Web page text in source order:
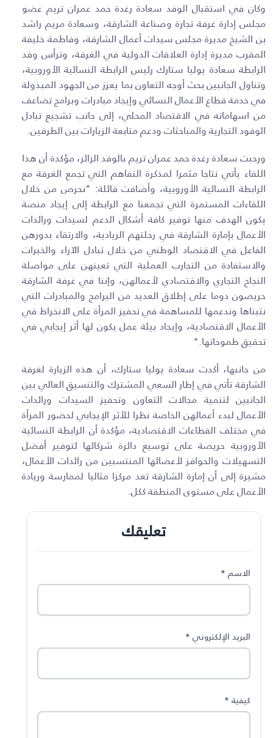
وكان في استقبال الوفد سعادة رغدة حمد عمران تريم عضو
مجلس إدارة غرفة تجارة وصناعة الشارقة، وسعادة مريم راشد
بن الشيخ مديرة مجلس سيدات أعمال الشارقة، وفاطمة خليفة
المقرب مديرة إدارة العلاقات الدولية في الغرفة، وترأس وفد
الرابطة سعادة يوليا ستارك رئيس الرابطة النسائية الأوروبية،
وتناول الجانبين بحث أوجه التعاون بما يعزز من الجهود المبذولة
في خدمة قطاع الأعمال النسائي وإيجاد مبادرات وبرامج تضاعف
من اسهاماته في الاقتصاد المحلي، إلى جانب تشجيع تبادل
الوفود التجارية والمباحثات ودعم متابعة الزيارات بين الطرفين.
ورحبت سعادة رغدة حمد عمران تريم بالوفد الزائر، مؤكدة أن هذا
اللقاء يأتي نتاجا مثمرا لمذكرة التفاهم التي تجمع الغرفة مع
الرابطة النسائية الأوروبية، وأضافت قائلة: "نحرص من خلال
اللقاءات المستمرة التي تجمعنا مع الرابطة إلى إيجاد منصة
يكون الهدف منها توفير كافة أشكال الدعم لسيدات ورائدات
الأعمال بإمارة الشارقة في رحلتهم الريادية، والارتقاء بدورهن
الفاعل في الاقتصاد الوطني من خلال تبادل الآراء والخبرات
والاستفادة من التجارب العملية التي تعينهن على مواصلة
النجاح التجاري والاقتصادي لأعمالهن، وإننا في غرفة الشارقة
حريصون دوما على إطلاق العديد من البرامج والمبادرات التي
نتبناها وندعمها للمساهمة في تحفيز المرأة على الانخراط في
الأعمال الاقتصادية، وإيجاد بيئة عمل يكون لها أثر إيجابي في
تحقيق طموحاتها."
من جانبها، أكدت سعادة يوليا ستارك، أن هذه الزيارة لغرفة
الشارقة تأتي في إطار السعي المشترك والتنسيق العالي بين
الجانبين لتنمية مجالات التعاون وتحفيز السيدات ورائدات
الأعمال لبدء أعمالهن الخاصة نظرا للأثر الإيجابي لحضور المرأة
في مختلف القطاعات الاقتصادية، مؤكدة أن الرابطة النسائية
الأوروبية حريصة على توسيع دائرة شركائها لتوفير أفضل
التسهيلات والحوافز لأعضائها المنتسبين من رائدات الأعمال،
مشيرة إلى أن إمارة الشارقة تعد مركزا مثاليا لممارسة وريادة
الأعمال على مستوى المنطقة ككل.
تعليقك
الاسم *
البريد الإلكتروني *
كيفية *